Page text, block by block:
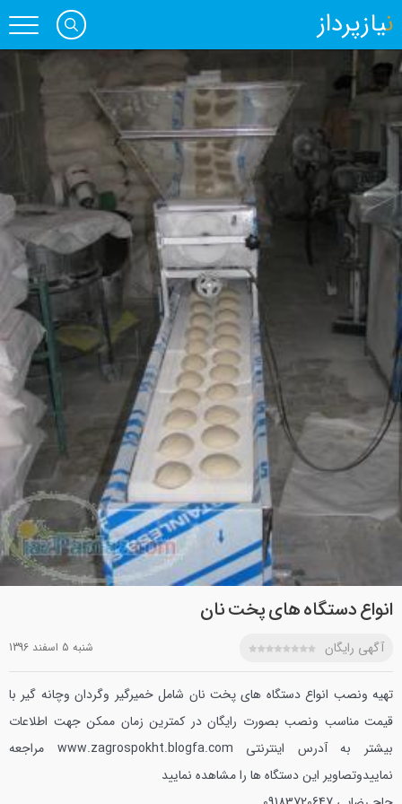
نیازپرداز
انواع دستگاه های پخت نان
آگهی رایگان شنبه 5 اسفند 1396
تهیه ونصب انواع دستگاه های پخت نان شامل خمیرگیر وگردان وچانه گیر با
قیمت مناسب ونصب بصورت رایگان در کمترین زمان ممکن جهت اطلاعات
بیشتر به آدرس اینترنتی www.zagrospokht.blogfa.com مراجعه
نماییدوتصاویر این دستگاه ها را مشاهده نمایید